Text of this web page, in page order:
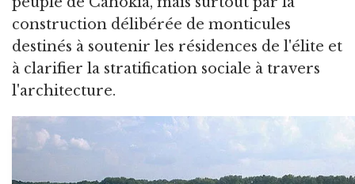
construction délibérée de monticules
destinés à soutenir les résidences de l'élite et
à clarifier la stratification sociale à travers
l'architecture.